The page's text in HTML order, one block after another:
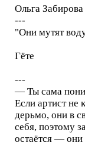
Ольга Забирова
---
"Они мутят
Гёте
---
— Ты сама
Если артист не
дерьмо, они в
себя, поэтому
остаётся —